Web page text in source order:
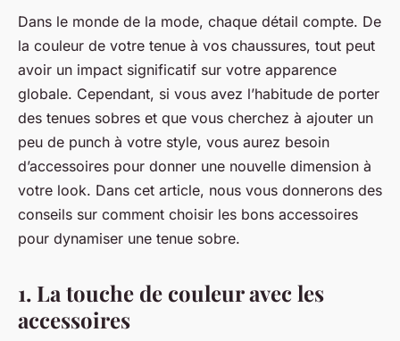
Dans le monde de la mode, chaque détail compte. De
la couleur de votre tenue à vos chaussures, tout peut
avoir un impact significatif sur votre apparence
globale. Cependant, si vous avez l’habitude de porter
des tenues sobres et que vous cherchez à ajouter un
peu de punch à votre style, vous aurez besoin
d’accessoires pour donner une nouvelle dimension à
votre look. Dans cet article, nous vous donnerons des
conseils sur comment choisir les bons accessoires
pour dynamiser une tenue sobre.
1. La touche de couleur avec les
accessoires